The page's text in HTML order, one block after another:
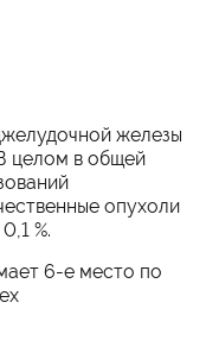
железы
целом в общей
опухоли
%.
6-е место по